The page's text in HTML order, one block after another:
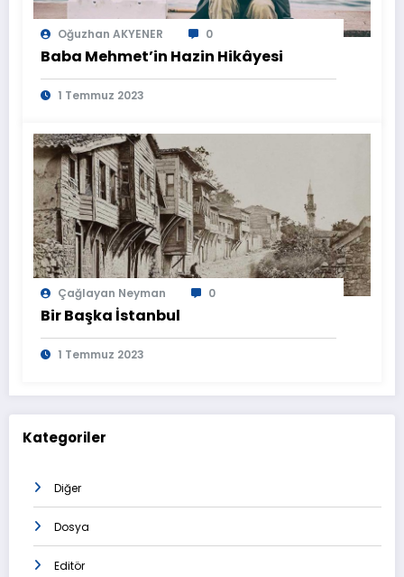
Oğuzhan AKYENER 0
Baba Mehmet’in Hazin Hikâyesi
1 Temmuz 2023
Çağlayan Neyman 0
Bir Başka İstanbul
1 Temmuz 2023
Kategoriler
Diğer
Dosya
Editör